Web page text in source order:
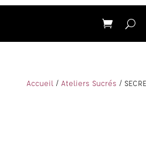
Accueil / Ateliers Sucrés /